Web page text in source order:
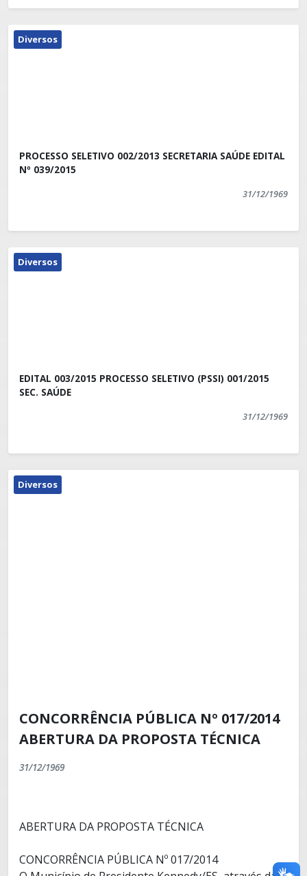
Diversos
PROCESSO SELETIVO 002/2013 SECRETARIA SAÚDE EDITAL
Nº 039/2015
31/12/1969
Diversos
EDITAL 003/2015 PROCESSO SELETIVO (PSSI) 001/2015
SEC. SAÚDE
31/12/1969
Diversos
CONCORRÊNCIA PÚBLICA Nº 017/2014
ABERTURA DA PROPOSTA TÉCNICA
31/12/1969
ABERTURA DA PROPOSTA TÉCNICA
CONCORRÊNCIA PÚBLICA Nº 017/2014